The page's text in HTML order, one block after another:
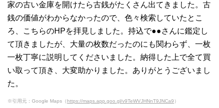
家の古い金庫を開けたら古銭がたくさん出てきました。古
銭の価値がわからなかったので、色々検索していたとこ
ろ、こちらのHPを拝見しました。持込で●●さんに鑑定し
て頂きましたが、大量の枚数だったのにも関わらず、一枚
一枚丁寧に説明してくださいました。納得した上で全て買
い取って頂き、大変助かりました。ありがとうございまし
た。
※引用元：Google Maps（https://maps.app.goo.gl/v9TeWVJHNnT9JNCa9 ）